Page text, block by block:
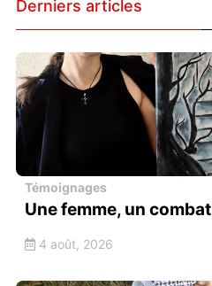
Derniers articles
Témoignages
Une femme, un combat
4 août, 2026